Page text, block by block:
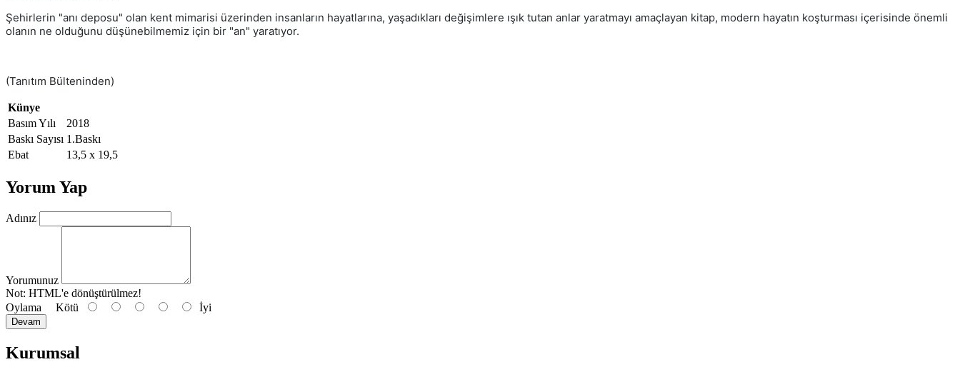
Şehirlerin "anı deposu" olan kent mimarisi üzerinden insanların hayatlarına, yaşadıkları değişimlere ışık tutan anlar yaratmayı amaçlayan kitap, modern hayatın koşturması içerisinde önemli
olanın ne olduğunu düşünebilmemiz için bir "an" yaratıyor.
(Tanıtım Bülteninden)
Künye
Basım Yılı
2018
Baskı Sayısı 1.Baskı
Ebat
13,5 x 19,5
Yorum Yap
Adınız
Yorumunuz
Not: HTML'e dönüştürülmez!
Oylama Kötü İyi
Devam
Kurumsal